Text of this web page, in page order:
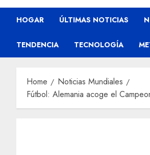
HOGAR ÚLTIMAS NOTICIAS
TENDENCIA TECNOLOGÍA
Home
Noticias Mundiales
Fútbol: Alemania acoge el